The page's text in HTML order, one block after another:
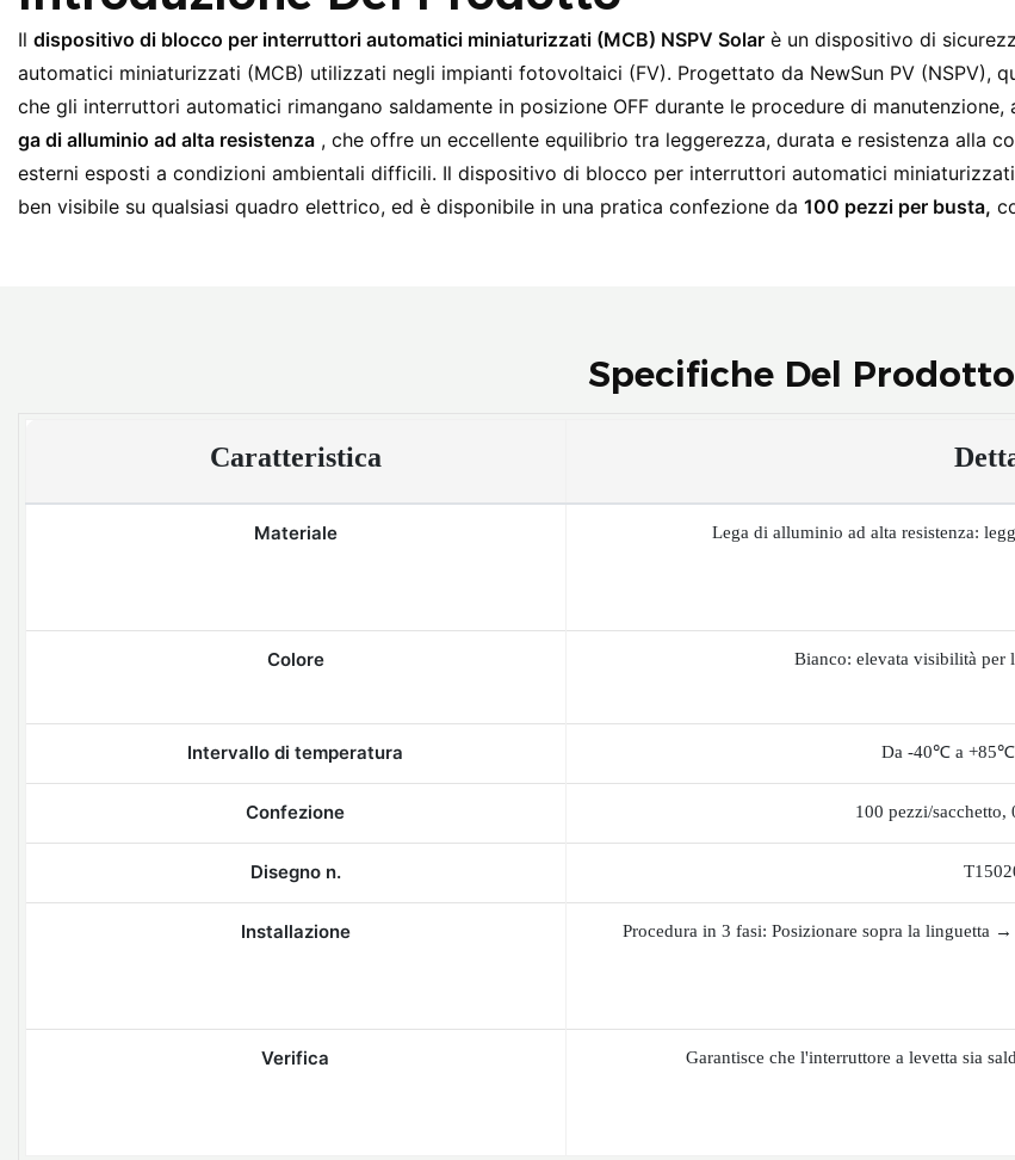
Il dispositivo di blocco per interruttori automatici miniaturizzati (MCB) NSPV Solar è un dispositivo di
automatici miniaturizzati (MCB) utilizzati negli impianti fotovoltaici (FV). Progettato da NewSun PV
che gli interruttori automatici rimangano saldamente in posizione OFF durante le procedure di
ga di alluminio ad alta resistenza , che offre un eccellente equilibrio tra leggerezza, durata e resistenza alla
esterni esposti a condizioni ambientali difficili. Il dispositivo di blocco per interruttori automatici miniaturizzati
ben visibile su qualsiasi quadro elettrico, ed è disponibile in una pratica confezione da 100 pezzi per busta,
Specifiche Del Prodotto
Caratteristica
Materiale Lega di alluminio ad alta resistenza:
Colore Bianco: elevata visibilità per
Intervallo di temperatura Da -40℃ a +85℃
Confezione 100 pezzi/
Disegno n.
Installazione Procedura in 3 fasi: Posizionare sopra la linguetta
Verifica Garantisce che l'interruttore a levetta sia